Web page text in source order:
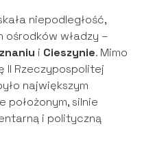
niepodległość,
ośrodków władzy –
i Cieszynie. Mimo
II Rzeczypospolitej
największym
położonym, silnie
i polityczną